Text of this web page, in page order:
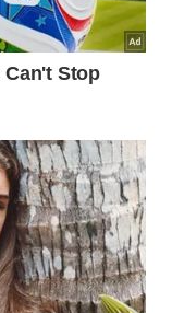
cozinhas
odores e fumaça
por inteligência
artificial
segurança